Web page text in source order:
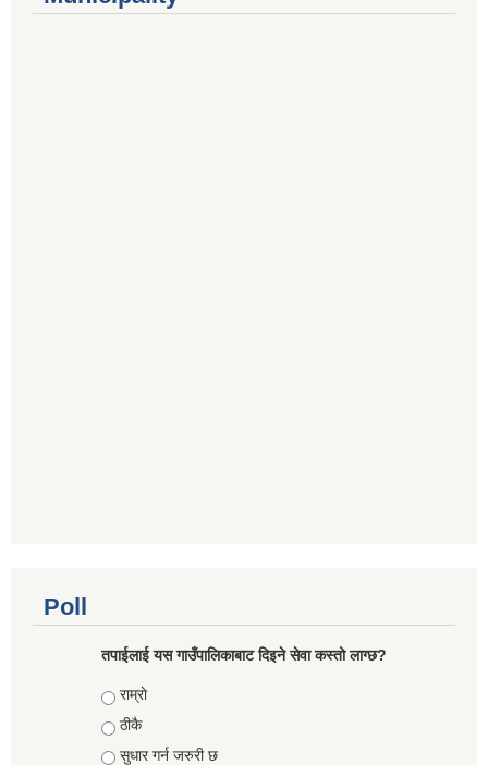
Poll
तपाईलाई यस गाउँपालिकाबाट दिइने सेवा कस्तो लाग्छ?
Choices
राम्राे
ठीकै
सुधार गर्न जरुरी छ